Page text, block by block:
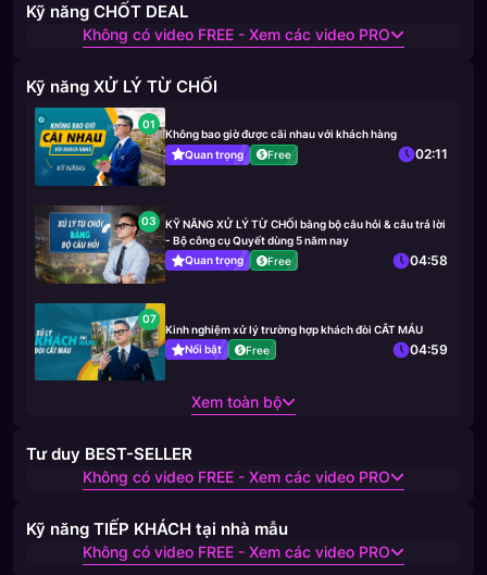
Kỹ năng CHỐT DEAL
Không có video FREE - Xem các video PRO
Kỹ năng XỬ LÝ TỪ CHỐI
01
Không bao giờ được cãi nhau với khách hàng
Quan trọng
Free 02:11
03
KỸ NĂNG XỬ LÝ TỪ CHỐI bằng bộ câu hỏi & câu trả lời
- Bộ công cụ Quyết dùng 5 năm nay
Quan trọng
Free 04:58
07
Kinh nghiệm xử lý trường hợp khách đòi CẮT MÁU
Nổi bật
Free 04:59
Xem toàn bộ
Tư duy BEST-SELLER
Không có video FREE - Xem các video PRO
Kỹ năng TIẾP KHÁCH tại nhà mẫu
Không có video FREE - Xem các video PRO